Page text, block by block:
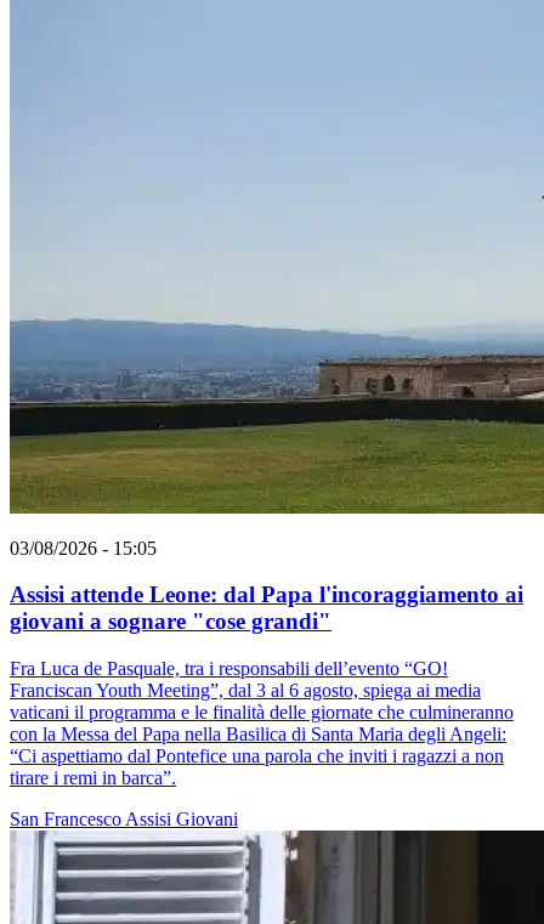
03/08/2026 - 15:05
Assisi attende Leone: dal Papa l'incoraggiamento ai
giovani a sognare "cose grandi"
Fra Luca de Pasquale, tra i responsabili dell’evento “GO!
Franciscan Youth Meeting”, dal 3 al 6 agosto, spiega ai media
vaticani il programma e le finalità delle giornate che culmineranno
con la Messa del Papa nella Basilica di Santa Maria degli Angeli:
“Ci aspettiamo dal Pontefice una parola che inviti i ragazzi a non
tirare i remi in barca”.
San Francesco Assisi Giovani